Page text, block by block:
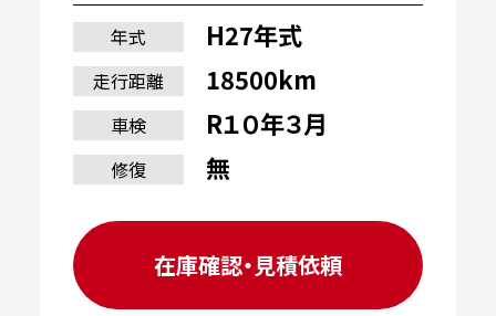
年式 H27年式
走行距離 18500km
車検 R１０年３月
修復 無
在庫確認・見積依頼